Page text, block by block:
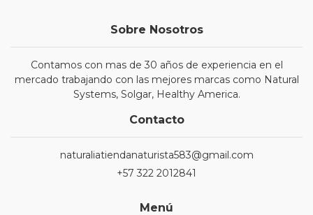
Sobre Nosotros
Contamos con mas de 30 años de experiencia en el
mercado trabajando con las mejores marcas como Natural
Systems, Solgar, Healthy America.
Contacto
naturaliatiendanaturista583@gmail.com
+57 322 2012841
Menú